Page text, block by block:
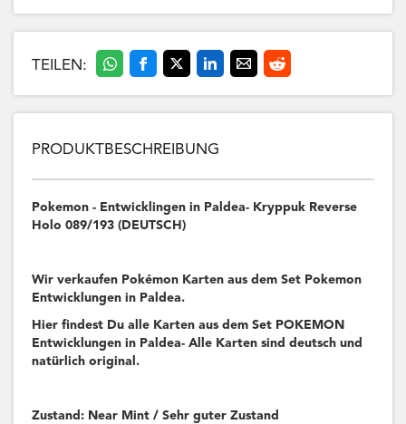
TEILEN:
PRODUKTBESCHREIBUNG
Pokemon - Entwicklingen in Paldea- Kryppuk Reverse
Holo 089/193 (DEUTSCH)
Wir verkaufen Pokémon Karten aus dem Set Pokemon
Entwicklungen in Paldea.
Hier findest Du alle Karten aus dem Set POKEMON
Entwicklungen in Paldea- Alle Karten sind deutsch und
natürlich original.
Zustand: Near Mint / Sehr guter Zustand